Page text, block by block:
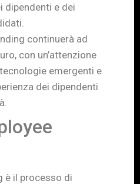
dipendenti e dei
continuerà ad
con un’attenzione
emergenti e
dei dipendenti
è il processo di